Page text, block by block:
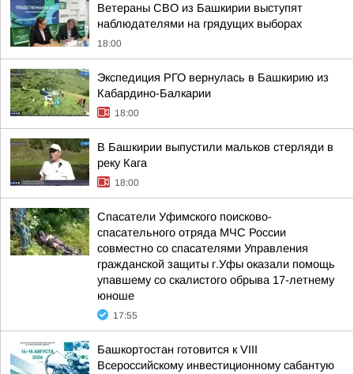
Ветераны СВО из Башкирии выступят
наблюдателями на грядущих выборах
18:00
Экспедиция РГО вернулась в Башкирию из
Кабардино-Балкарии
18:00
В Башкирии выпустили мальков стерляди в
реку Кага
18:00
Спасатели Уфимского поисково-
спасательного отряда МЧС России
совместно со спасателями Управления
гражданской защиты г.Уфы оказали помощь
упавшему со скалистого обрыва 17-летнему
юноше
17:55
Башкортостан готовится к VIII
Всероссийскому инвестиционному сабантую